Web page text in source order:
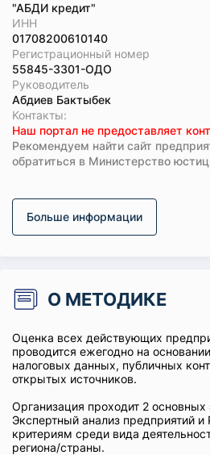
"АБДИ кредит"
ИНН
01708200610140
Регистрационный номер
55845-3301-ОДО
Руководитель
Абдиев Бактыбек
Koнтaкты:
Наш портал не предоставляет
Рекомендуем найти сайт
обратиться в Министерство
Больше информации
О МЕТОДИКЕ
Оценка всех действующих
проводится ежегодно на
налоговых данных, публичных
открытых источников.
Организация проходит 2 основных
Экспертный анализ предприятий
критериям среди вида
региона/страны.